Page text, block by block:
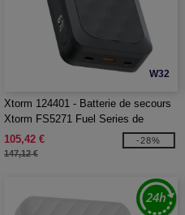
W32
Xtorm 124401 - Batterie de secours
Xtorm FS5271 Fuel Series de
27 000 mAh 67 W
105,42 €
147,12 €
-28%